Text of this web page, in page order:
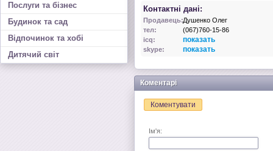
Послуги та бізнес
Будинок та сад
Відпочинок та хобі
Дитячий світ
Контактні дані:
Продавець:Душенко Олег
тел:
(067)760-15-86
icq:
показать
skype: показать
Коментарі
Коментувати
Ім'я: